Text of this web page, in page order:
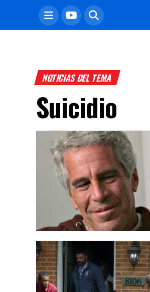
NOTICIAS DEL TEMA
Suicidio